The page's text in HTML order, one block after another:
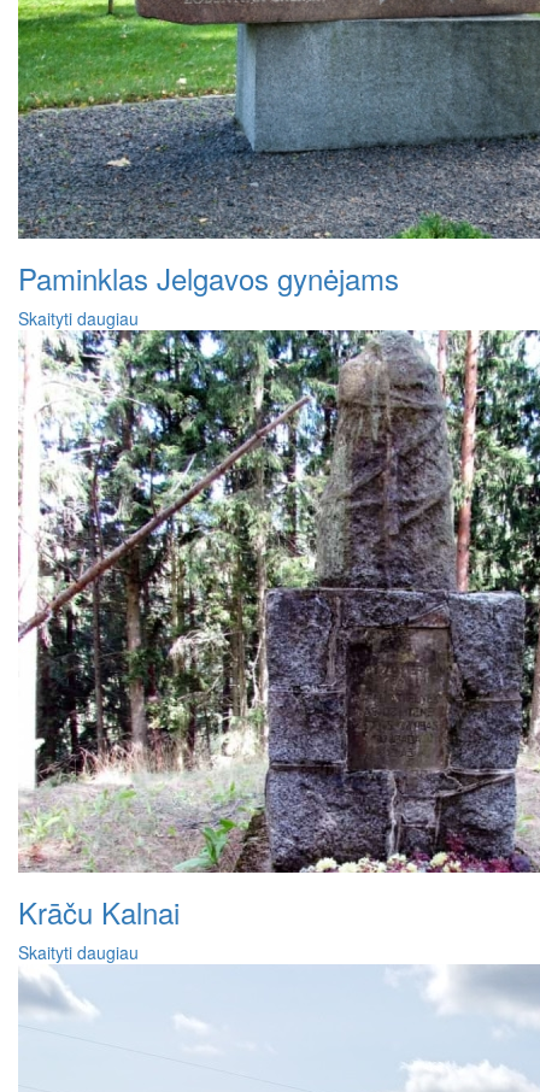
Paminklas Jelgavos gynėjams
Skaityti daugiau
Krāču Kalnai
Skaityti daugiau